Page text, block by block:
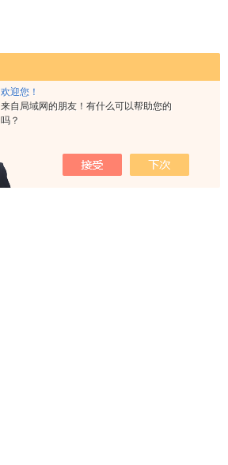
欢迎您！
来自局域网的朋友！有什么可以帮助您的
吗？